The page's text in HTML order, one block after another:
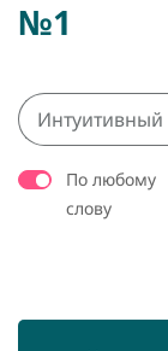
№1
По любому
слову